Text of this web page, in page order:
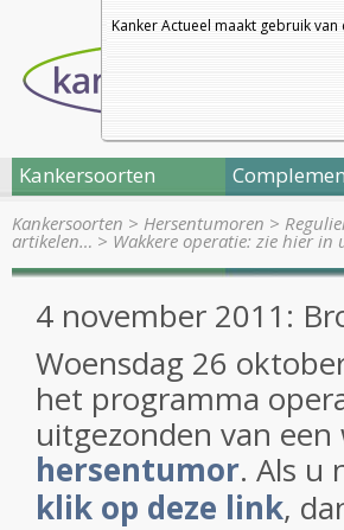
Kanker Actueel maakt gebruik
Kankersoorten
Kankersoorten > Hersentumoren >
artikelen… > Wakkere operatie: zie hier
4 november 2011:
Woensdag 26
het programma
uitgezonden van
hersentumor. Als u
klik op deze link,